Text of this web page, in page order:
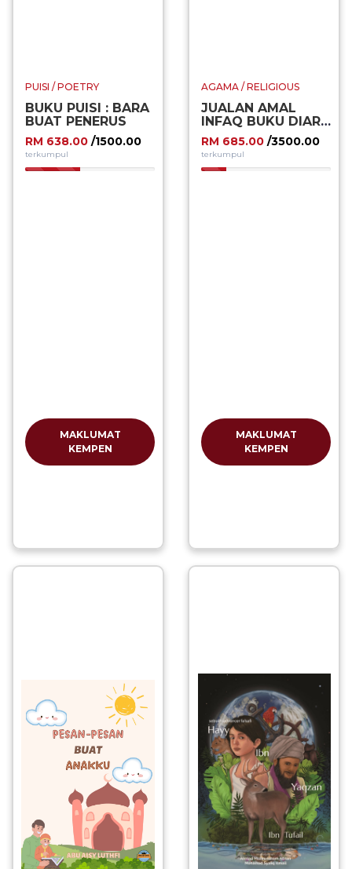
PUISI / POETRY
BUKU PUISI : BARA
BUAT PENERUS
RM 638.00 /1500.00
terkumpul
42.53%
MAKLUMAT
KEMPEN
AGAMA / RELIGIOUS
JUALAN AMAL
INFAQ BUKU DIARI
RAMADHANKU
RM 685.00 /3500.00
terkumpul
19.57%
MAKLUMAT
KEMPEN